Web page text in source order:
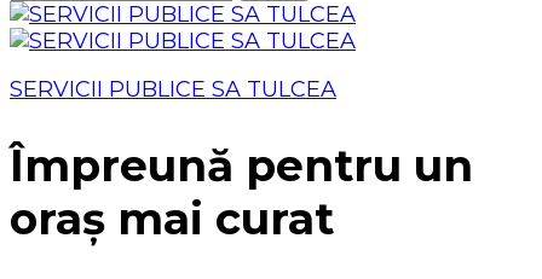
for:
SERVICII PUBLICE SA TULCEA
Împreună pentru un
oraș mai curat